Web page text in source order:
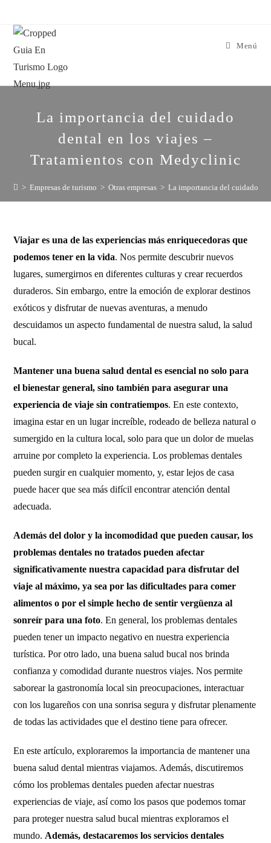
Menú
La importancia del cuidado
dental en los viajes –
Tratamientos con Medyclinic
> Empresas de turismo > Otras empresas > La importancia del cuidado
Viajar es una de las experiencias más enriquecedoras que
podemos tener en la vida. Nos permite descubrir nuevos
lugares, sumergirnos en diferentes culturas y crear recuerdos
duraderos. Sin embargo, entre la emoción de explorar destinos
exóticos y disfrutar de nuevas aventuras, a menudo
descuidamos un aspecto fundamental de nuestra salud, la salud
bucal.
Mantener una buena salud dental es esencial no solo para
el bienestar general, sino también para asegurar una
experiencia de viaje sin contratiempos. En este contexto,
imagina estar en un lugar increíble, rodeado de belleza natural o
sumergido en la cultura local, solo para que un dolor de muelas
arruine por completo la experiencia. Los problemas dentales
pueden surgir en cualquier momento, y, estar lejos de casa
puede hacer que sea más difícil encontrar atención dental
adecuada.
Además del dolor y la incomodidad que pueden causar, los
problemas dentales no tratados pueden afectar
significativamente nuestra capacidad para disfrutar del
viaje al máximo, ya sea por las dificultades para comer
alimentos o por el simple hecho de sentir vergüenza al
sonreír para una foto. En general, los problemas dentales
pueden tener un impacto negativo en nuestra experiencia
turística. Por otro lado, una buena salud bucal nos brinda
confianza y comodidad durante nuestros viajes. Nos permite
saborear la gastronomía local sin preocupaciones, interactuar
con los lugareños con una sonrisa segura y disfrutar plenamente
de todas las actividades que el destino tiene para ofrecer.
En este artículo, exploraremos la importancia de mantener una
buena salud dental mientras viajamos. Además, discutiremos
cómo los problemas dentales pueden afectar nuestras
experiencias de viaje, así como los pasos que podemos tomar
para proteger nuestra salud bucal mientras exploramos el
mundo. Además, destacaremos los servicios dentales